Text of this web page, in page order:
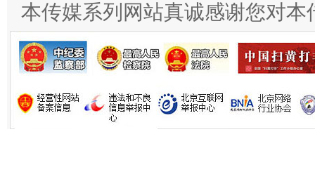
“刷贴”乱象丛生
生
本传媒系列网站真诚感谢您对